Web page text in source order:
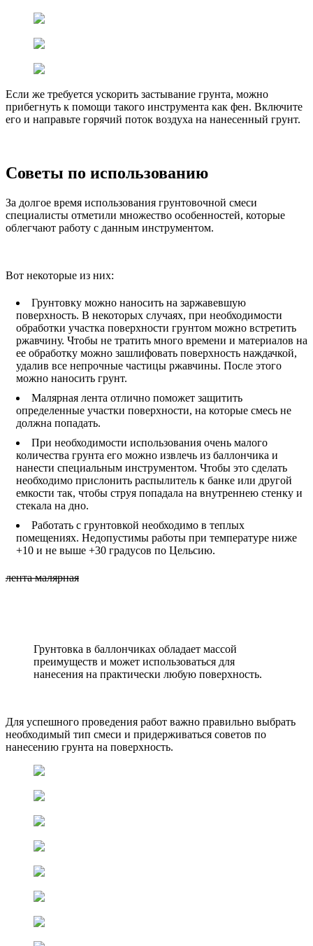
Если же требуется ускорить застывание грунта, можно
прибегнуть к помощи такого инструмента как фен. Включите
его и направьте горячий поток воздуха на нанесенный грунт.
Советы по использованию
За долгое время использования грунтовочной смеси
специалисты отметили множество особенностей, которые
облегчают работу с данным инструментом.
Вот некоторые из них:
Грунтовку можно наносить на заржавевшую
поверхность. В некоторых случаях, при необходимости
обработки участка поверхности грунтом можно встретить
ржавчину. Чтобы не тратить много времени и материалов на
ее обработку можно зашлифовать поверхность наждачкой,
удалив все непрочные частицы ржавчины. После этого
можно наносить грунт.
Малярная лента отлично поможет защитить
определенные участки поверхности, на которые смесь не
должна попадать.
При необходимости использования очень малого
количества грунта его можно извлечь из баллончика и
нанести специальным инструментом. Чтобы это сделать
необходимо прислонить распылитель к банке или другой
емкости так, чтобы струя попадала на внутреннею стенку и
стекала на дно.
Работать с грунтовкой необходимо в теплых
помещениях. Недопустимы работы при температуре ниже
+10 и не выше +30 градусов по Цельсию.
лента малярная
Грунтовка в баллончиках обладает массой
преимуществ и может использоваться для
нанесения на практически любую поверхность.
Для успешного проведения работ важно правильно выбрать
необходимый тип смеси и придерживаться советов по
нанесению грунта на поверхность.